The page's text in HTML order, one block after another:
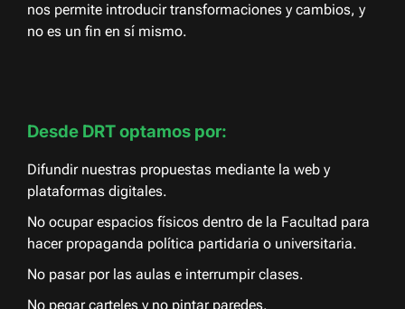
nos permite introducir transformaciones y cambios, y
no es un fin en sí mismo.
Desde DRT optamos por:
Difundir nuestras propuestas mediante la web y
plataformas digitales.
No ocupar espacios físicos dentro de la Facultad para
hacer propaganda política partidaria o universitaria.
No pasar por las aulas e interrumpir clases.
No pegar carteles y no pintar paredes.